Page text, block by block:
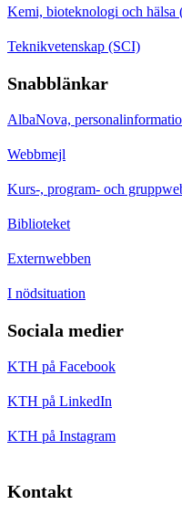
Kemi, bioteknologi och hälsa
Teknikvetenskap (SCI)
Snabblänkar
AlbaNova,
Webbmejl
Kurs-, program- och
Biblioteket
Externwebben
I nödsituation
Sociala medier
KTH på Facebook
KTH på LinkedIn
KTH på Instagram
Kontakt